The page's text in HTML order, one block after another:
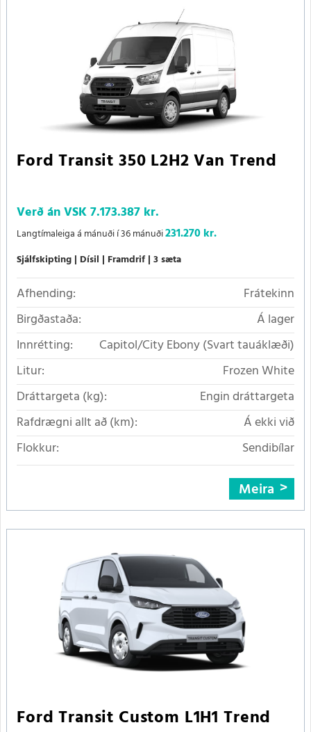
Ford Transit 350 L2H2 Van Trend
Verð án VSK7.173.387 kr.
Langtímaleiga á mánuði í 36 mánuði231.270 kr.
Sjálfskipting Dísil Framdrif 3 sæta
Afhending:
Frátekinn
Birgðastaða:
Á lager
Innrétting:
Capitol/City Ebony (Svart tauáklæði)
Litur:
Frozen White
Dráttargeta (kg):
Engin dráttargeta
Rafdrægni allt að (km):
Á ekki við
Flokkur:
Sendibílar
Meira
Ford Transit Custom L1H1 Trend